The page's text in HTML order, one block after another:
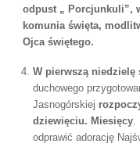
odpust „ Porcjunkuli”,
komunia święta,
Ojca świętego.
W pierwszą niedzielę
duchowego
Jasnogórskiej
dziewięciu. Miesięcy.
odprawić adorację